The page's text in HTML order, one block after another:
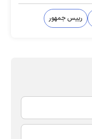
رییس جمهور